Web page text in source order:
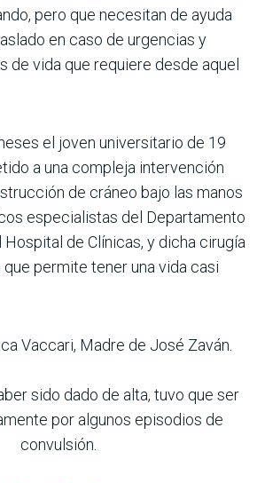
pero que necesitan de ayuda
en caso de urgencias y
de vida que requiere desde aquel
el joven universitario de 19
a una compleja intervención
de cráneo bajo las manos
especialistas del Departamento
de Clínicas, y dicha cirugía
permite tener una vida casi
Vaccari, Madre de José Zaván.
sido dado de alta, tuvo que ser
por algunos episodios de
convulsión.